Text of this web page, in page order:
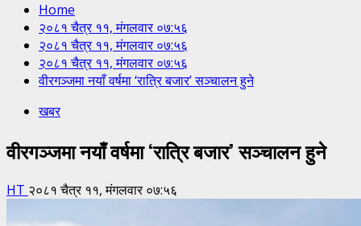
Home
२०८१ चैत्र ११, मंगलवार ०७:५६
२०८१ चैत्र ११, मंगलवार ०७:५६
२०८१ चैत्र ११, मंगलवार ०७:५६
वीरगञ्जमा नयाँ वर्षमा ‘रात्रि बजार’ सञ्चालन हुने
खबर
वीरगञ्जमा नयाँ वर्षमा ‘रात्रि बजार’ सञ्चालन हुने
HT २०८१ चैत्र ११, मंगलवार ०७:५६